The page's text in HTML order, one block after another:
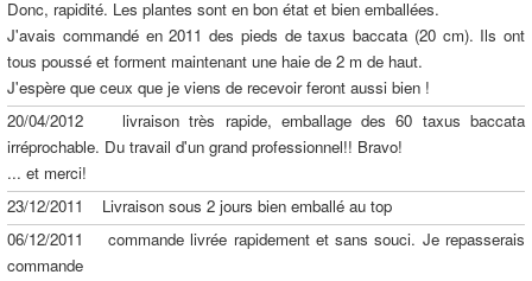
Donc, rapidité. Les plantes sont en bon état et bien emballées.
J'avais commandé en 2011 des pieds de taxus baccata (20 cm). Ils ont
tous poussé et forment maintenant une haie de 2 m de haut.
J'espère que ceux que je viens de recevoir feront aussi bien !
20/04/2012 livraison très rapide, emballage des 60 taxus baccata
irréprochable. Du travail d'un grand professionnel!! Bravo!
... et merci!
23/12/2011 Livraison sous 2 jours bien emballé au top
06/12/2011 commande livrée rapidement et sans souci. Je repasserais
commande